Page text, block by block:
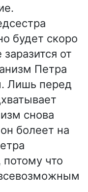
будет скоро
от
Петра
Лишь перед
снова
болеет на
что